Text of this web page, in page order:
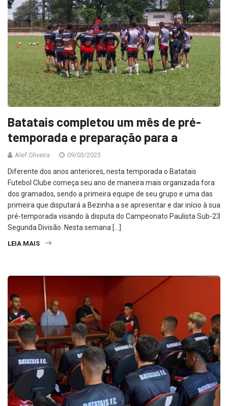
Batatais completou um mês de pré-
temporada e preparação para a
Alef Oliveira 09/03/2023
Diferente dos anos anteriores, nesta temporada o Batatais
Futebol Clube começa seu ano de maneira mais organizada fora
dos gramados, sendo a primeira equipe de seu grupo e uma das
primeira que disputará a Bezinha a se apresentar e dar início à sua
pré-temporada visando à disputa do Campeonato Paulista Sub-23
Segunda Divisão. Nesta semana […]
LEIA MAIS